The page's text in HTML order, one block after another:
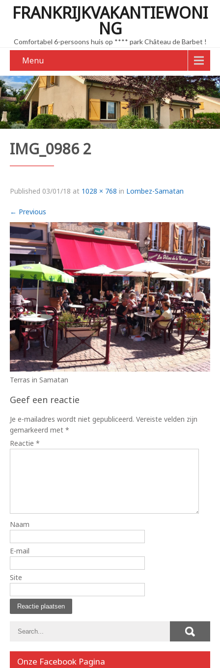
FRANKRIJKVAKANTIEWONI
NG
Comfortabel 6-persoons huis op **** park Château de Barbet !
Menu
IMG_0986 2
Published 03/01/18 at 1028 × 768 in Lombez-Samatan
← Previous
Terras in Samatan
Geef een reactie
Je e-mailadres wordt niet gepubliceerd. Vereiste velden zijn
gemarkeerd met *
Reactie *
Naam
E-mail
Site
Onze Facebook Pagina